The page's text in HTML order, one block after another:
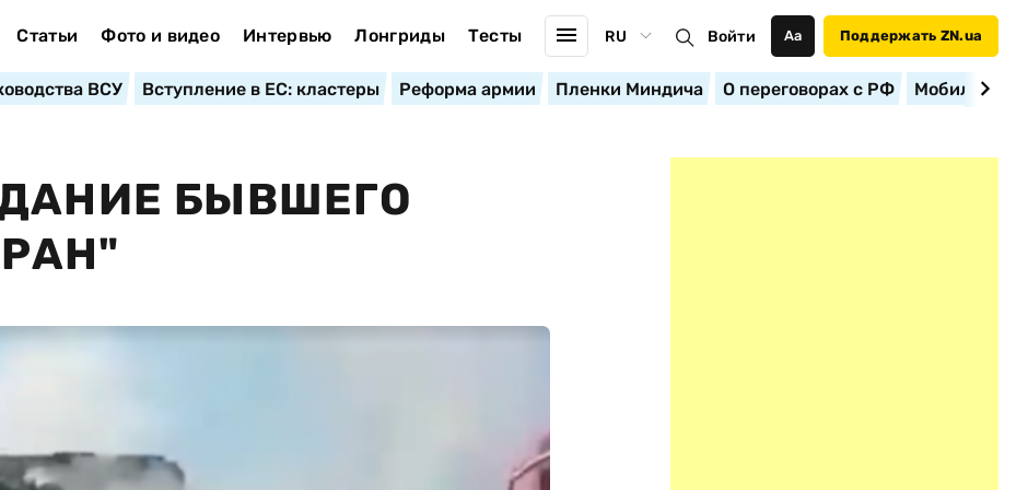
Статьи Фото и видео Интервью Лонгриды Тесты RU Войти Аа Поддержать ZN.ua
ВСУ Вступление в ЕС: кластеры Реформа армии Пленки Миндича О переговорах с РФ
БЫВШЕГО